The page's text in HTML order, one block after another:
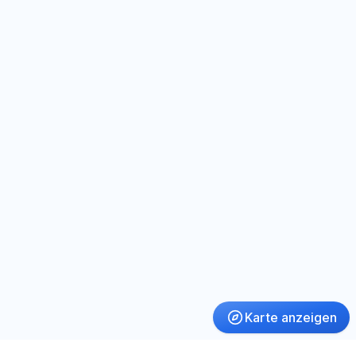
Karte anzeigen